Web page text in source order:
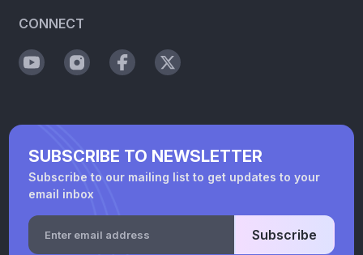
CONNECT
SUBSCRIBE TO NEWSLETTER
Subscribe to our mailing list to get updates to your
email inbox
Subscribe